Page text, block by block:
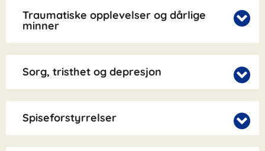
Traumatiske opplevelser og dårlige
minner
Sorg, tristhet og depresjon
Spiseforstyrrelser